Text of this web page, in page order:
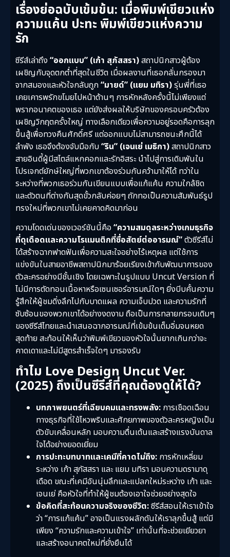
เรื่องย่อฉบับเข้มข้น: เมื่อพิมพ์เขียวแห่ง
ความแค้น ปะทะ พิมพ์เขียวแห่งความ
รัก
ซีรีส์เล่าถึง “ออกแบบ” (เก้า สุภัสสรา)สถาปนิกสาวผู้ต้อง
เผชิญกับจุดตกต่ำที่สุดในชีวิต เมื่อผลงานที่เธอกลั่นกรองมา
จากสมองและหัวใจกลับถูก“มายด์” (แยม มทิรา)รุ่นพี่ที่เธอ
เคยเคารพรักขโมยไปหน้าด้านๆ การหักหลังครั้งนี้ไม่เพียงแต่
พรากอนาคตของเธอ แต่ยังส่งผลให้บริษัทของครอบครัวต้อง
เผชิญวิกฤตครั้งใหญ่ ทางเลือกเดียวเพื่อความอยู่รอดคือการลุก
ขึ้นสู้เพื่อทวงคืนศักดิ์ศรี แต่ออกแบบไม่สามารถชนะศึกนี้ได้
ลำพัง เธอจึงต้องจับมือกับ“ริน” (เจนเย่ เมธิกา)สถาปนิกสาว
สายอินดี้ผู้มีสไตล์แหกคอกและรักอิสระ นำไปสู่การเดิมพันใน
โปรเจกต์ยักษ์ใหญ่ที่พวกเขาต้องร่วมกันคว้ามาให้ได้ ทว่าใน
ระหว่างที่พวกเธอร่วมกันเขียนแบบเพื่อแก้แค้น ความใกล้ชิด
และตัวตนที่ต่างกันสุดขั้วกลับค่อยๆ ถักทอเป็นความสัมพันธ์รูป
ทรงใหม่ที่พวกเขาไม่เคยคาดคิดมาก่อน
ความโดดเด่นของเวอร์ชันนี้คือ “ความสมดุลระหว่างเกมธุรกิจ
ที่ดุเดือดและความโรแมนติกที่ซื่อสัตย์ต่ออารมณ์”ตัวซีรีส์ไม่
ได้สร้างฉากฟาดฟันเพื่อความสะใจอย่างไร้เหตุผล แต่ใช้การ
แข่งขันในสายอาชีพสถาปนิกมาร้อยเรียงเข้ากับพัฒนาการของ
ตัวละครอย่างมีชั้นเชิง โดยเฉพาะในรูปแบบ Uncut Version ที่
ไม่มีการตัดทอนเนื้อหาหรือเซนเซอร์อารมณ์ใดๆ ยิ่งบีบคั้นความ
รู้สึกให้ผู้ชมดิ่งลึกไปกับบาดแผล ความเจ็บปวด และความรักที่
ซับซ้อนของพวกเขาได้อย่างงดงาม ถือเป็นการทลายกรอบเดิมๆ
ของซีรีส์ไทยและนำเสนอฉากอารมณ์ที่เข้มข้นเต็มอิ่มจนหยด
สุดท้าย สะท้อนให้เห็นว่าพิมพ์เขียวของหัวใจนั้นยากเกินกว่าจะ
คาดเดาและไม่มีสูตรสำเร็จใดๆ มารองรับ
ทำไม Love Design Uncut Ver.
(2025) ถึงเป็นซีรีส์ที่คุณต้องดูให้ได้?
บทภาพยนตร์ที่เฉียบคมและทรงพลัง: การเชือดเฉือน
ทางธุรกิจที่ใช้ไหวพริบและศักยภาพของตัวละครหญิงเป็น
ตัวขับเคลื่อนหลัก มอบความตื่นเต้นและสร้างแรงบันดาล
ใจได้อย่างยอดเยี่ยม
การปะทะบทบาทและเคมีที่คาดไม่ถึง: การหักเหลี่ยม
ระหว่าง เก้า สุภัสสรา และ แยม มทิรา มอบความดรามาดุ
เดือด ขณะที่เคมีอันนุ่มลึกและแปลกใหม่ระหว่าง เก้า และ
เจนเย่ คือหัวใจที่ทำให้ผู้ชมต้องเอาใจช่วยอย่างสุดใจ
ข้อคิดที่สะท้อนความจริงของชีวิต:ซีรีส์สอนให้เราเข้าใจ
ว่า “การแก้แค้น” อาจเป็นแรงผลักดันให้เราลุกขึ้นสู้ แต่มี
เพียง “ความรักและความเข้าใจ” เท่านั้นที่จะช่วยเยียวยา
และสร้างอนาคตใหม่ที่ยั่งยืนได้